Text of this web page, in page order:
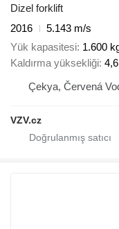
Dizel forklift
2016
5.143 m/s
Yük kapasitesi 1.600
Kaldırma yüksekliği
Çekya, Červená
VZV.cz